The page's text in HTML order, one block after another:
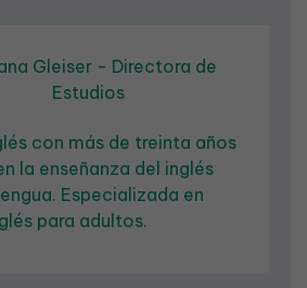
Gleiser - Directora de
Estudios
con más de treinta años
la enseñanza del inglés
Especializada en
para adultos.